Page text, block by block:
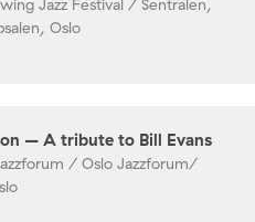
Jazz Festival / Sentralen,
Oslo
– A tribute to Bill Evans
/ Oslo Jazzforum/